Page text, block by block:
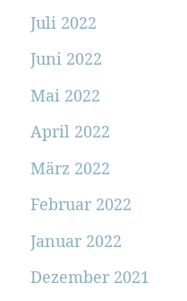
Juli 2022
Juni 2022
Mai 2022
April 2022
März 2022
Februar 2022
Januar 2022
Dezember 2021